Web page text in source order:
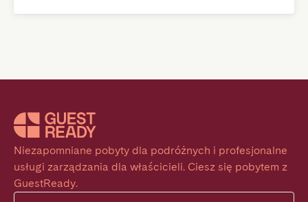
Niezapomniane pobyty dla podróżnych i profesjonalne
usługi zarządzania dla właścicieli. Ciesz się pobytem z
GuestReady.